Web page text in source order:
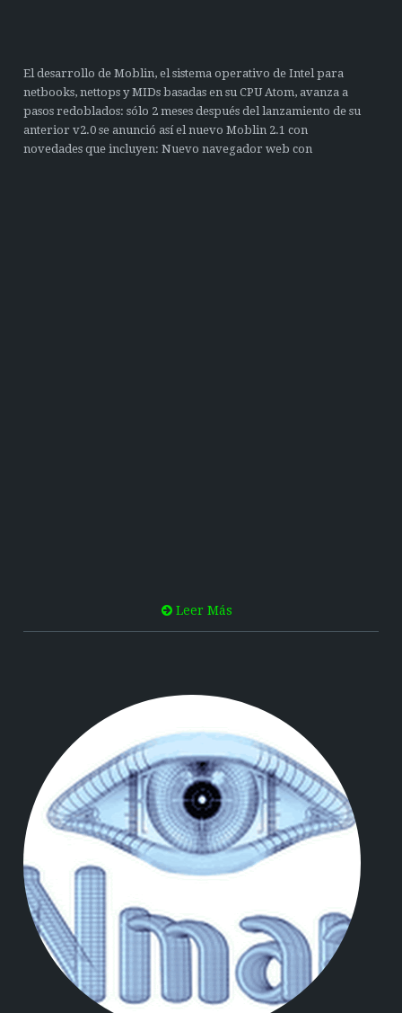
El desarrollo de Moblin, el sistema operativo de Intel para
netbooks, nettops y MIDs basadas en su CPU Atom, avanza a
pasos redoblados: sólo 2 meses después del lanzamiento de su
anterior v2.0 se anunció así el nuevo Moblin 2.1 con
novedades que incluyen: Nuevo navegador web con
Leer Más